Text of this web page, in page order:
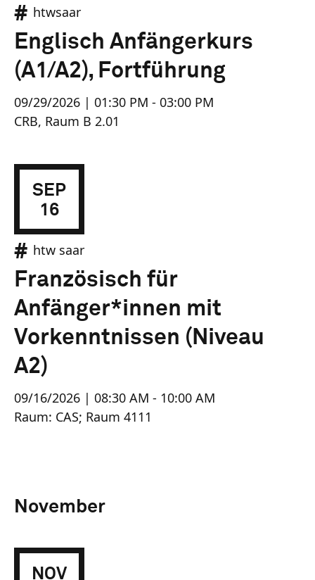
htwsaar
Englisch Anfängerkurs
(A1/A2), Fortführung
09/29/2026 | 01:30 PM - 03:00 PM
CRB, Raum B 2.01
SEP
16
htw saar
Französisch für
Anfänger*innen mit
Vorkenntnissen (Niveau
A2)
09/16/2026 | 08:30 AM - 10:00 AM
Raum: CAS; Raum 4111
November
NOV